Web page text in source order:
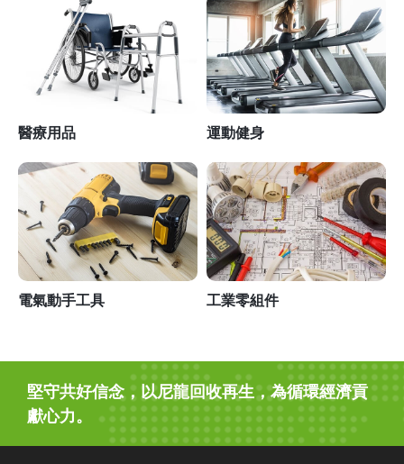
醫療用品 運動健身
電氣動手工具 工業零組件
堅守共好信念，以尼龍回收再生，為循環經濟貢
獻心力。